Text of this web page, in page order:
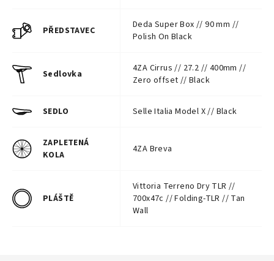
PŘEDSTAVEC
Deda Super Box // 90 mm //
Polish On Black
Sedlovka
4ZA Cirrus // 27.2 // 400mm //
Zero offset // Black
SEDLO Selle Italia Model X // Black
ZAPLETENÁ
KOLA
4ZA Breva
PLÁŠTĚ
Vittoria Terreno Dry TLR //
700x47c // Folding-TLR // Tan
Wall